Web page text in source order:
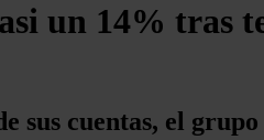
un 14% tras
sus cuentas, el